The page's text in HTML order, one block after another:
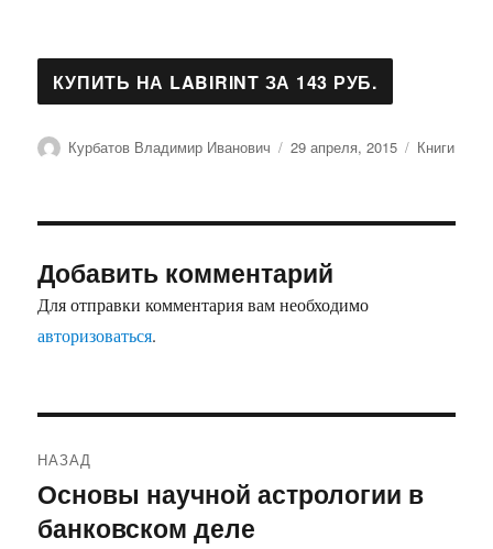
Автор
Курбатов Владимир Иванович Опубликовано
29 апреля, 2015 Рубрики
Книги
Добавить комментарий
Для отправки комментария вам необходимо
авторизоваться.
по
записям
НАЗАД
Предыдущая
запись:
Основы научной астрологии в
банковском деле